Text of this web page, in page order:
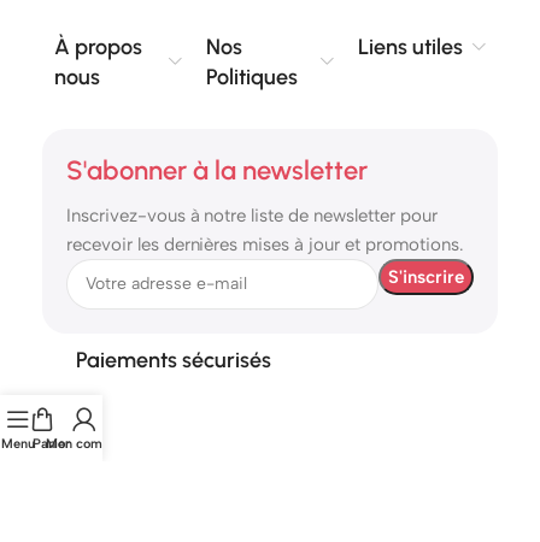
À propos
nous
Nos
Politiques
Liens utiles
S'abonner à la newsletter
Inscrivez-vous à notre liste de newsletter pour
recevoir les dernières mises à jour et promotions.
Paiements sécurisés
MenuPanier
Mon compte